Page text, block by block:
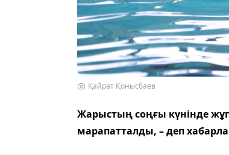
Қайрат Қонысбаев
Жарыстың соңғы күнінде
марапатталды, – деп